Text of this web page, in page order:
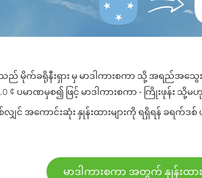
သည် မိုက်ခရိုနီးရှား မှ မာဒါကားစကာ သို့ အရည်အသွေ
¢ ပမာဏမှစ၍ ဖြင့် မာဒါကားစကာ - ကြိုးဖုန်း
ျှင် အကောင်းဆုံး နှုန်းထားများကို ရရှိရန် ခရက်
မာဒါကားစကာ အတွက် နှုန်းထား